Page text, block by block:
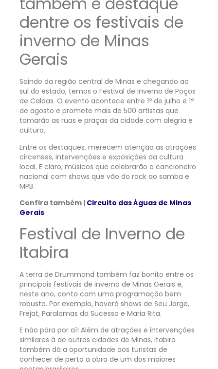
dentre os festivais de
inverno de Minas
Gerais
Saindo da região central de Minas e chegando ao
sul do estado, temos o Festival de Inverno de Poços
de Caldas. O evento acontece entre 1º de julho e 1º
de agosto e promete mais de 500 artistas que
tomarão as ruas e praças da cidade com alegria e
cultura.
Entre os destaques, merecem atenção as atrações
circenses, intervenções e exposições da cultura
local. E claro, músicos que celebrarão o cancioneiro
nacional com shows que vão do rock ao samba e
MPB.
Confira também | Circuito das Águas de Minas
Gerais
Festival de Inverno de
Itabira
A terra de Drummond também faz bonito entre os
principais festivais de inverno de Minas Gerais e,
neste ano, conta com uma programação bem
robusta. Por exemplo, haverá shows de Seu Jorge,
Frejat, Paralamas do Sucesso e Maria Rita.
E não pára por aí! Além de atrações e intervenções
similares à de outras cidades de Minas, Itabira
também dá a oportunidade aos turistas de
conhecer de perto a obra de um dos maiores